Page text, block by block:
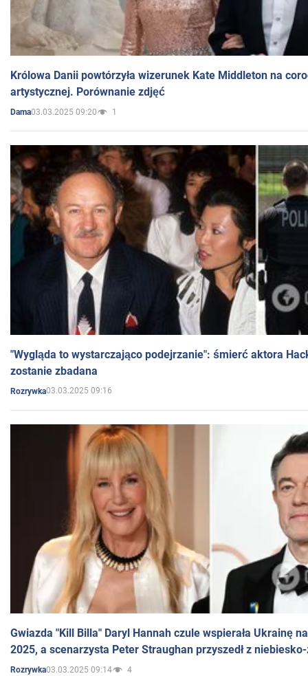
Królowa Danii powtórzyła wizerunek Kate Middleton na
artystycznej. Porównanie zdjęć
Dama03.03.2025 09:20 1
"Wygląda to wystarczająco podejrzanie": śmierć aktora
zostanie zbadana
Rozrywka03.03.2025 09:16
Gwiazda "Kill Billa" Daryl Hannah czule wspierała Ukrainę
2025, a scenarzysta Peter Straughan przyszedł z
Rozrywka03.03.2025 09:14 4